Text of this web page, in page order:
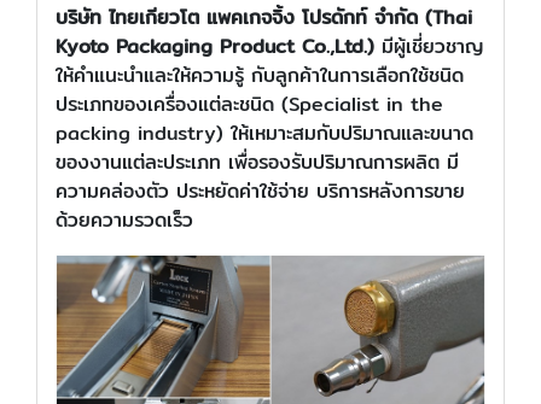
บริษัท ไทยเกียวโต แพคเกจจิ้ง โปรดักท์ จำกัด (Thai
Kyoto Packaging Product Co.,Ltd.) มีผู้เชี่ยวชาญ
ให้คำแนะนำและให้ความรู้ กับลูกค้าในการเลือกใช้ชนิด
ประเภทของเครื่องแต่ละชนิด (Specialist in the
packing industry) ให้เหมาะสมกับปริมาณและขนาด
ของงานแต่ละประเภท เพื่อรองรับปริมาณการผลิต มี
ความคล่องตัว ประหยัดค่าใช้จ่าย บริการหลังการขาย
ด้วยความรวดเร็ว